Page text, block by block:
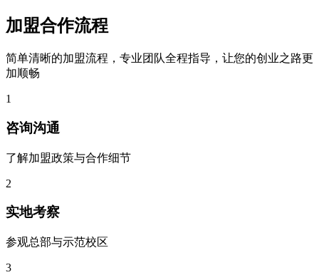
加盟合作流程
简单清晰的加盟流程，专业团队全程指导，让您的创业之路更
加顺畅
1
咨询沟通
了解加盟政策与合作细节
2
实地考察
参观总部与示范校区
3